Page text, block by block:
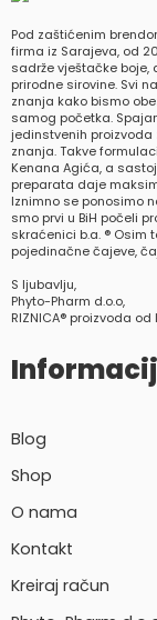
Pod zaštićenim
firma iz Sarajeva, od
sadrže vještačke boje,
prirodne sirovine. Svi
znanja kako bismo
samog početka.
jedinstvenih
znanja. Takve
Kenana Agića, a
preparata daje
Iznimno se ponosimo
smo prvi u BiH počeli
skraćenici b.a. ® Osim
pojedinačne čajeve,
S ljubavlju,
Phyto-Pharm d.o.o,
RIZNICA® proizvoda
Blog
Shop
O nama
Kontakt
Kreiraj račun